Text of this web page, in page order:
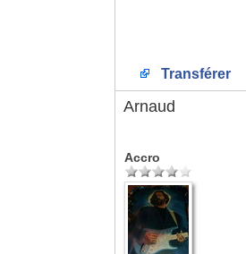
Transférer
Arnaud
Accro